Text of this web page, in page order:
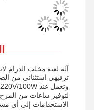
منزل
لتوفير ساعات من المرح
الاستخدامات إلى أي